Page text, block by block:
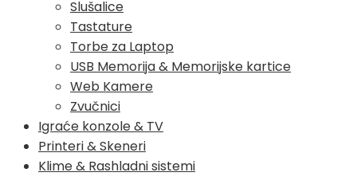
Slušalice
Tastature
Torbe za Laptop
USB Memorija & Memorijske kartice
Web Kamere
Zvučnici
Igraće konzole & TV
Printeri & Skeneri
Klime & Rashladni sistemi